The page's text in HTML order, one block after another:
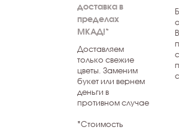
доставка в
пределах
МКАД!*
Доставляем
только свежие
цветы. Заменим
букет или вернем
деньги в
противном случае
*Стоимость